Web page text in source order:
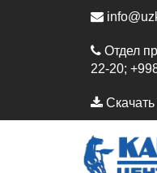
Отдел
22-20;